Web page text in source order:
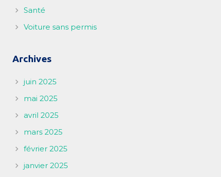
Santé
Voiture sans permis
Archives
juin 2025
mai 2025
avril 2025
mars 2025
février 2025
janvier 2025